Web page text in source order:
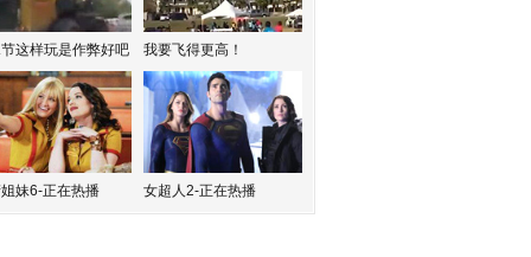
这样玩是作弊好吧 我要飞得更高！
妹6-正在热播 女超人2-正在热播